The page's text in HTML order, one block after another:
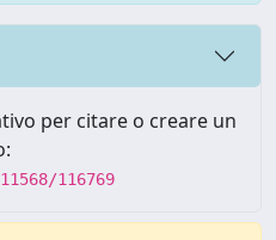
per citare o creare un
116769